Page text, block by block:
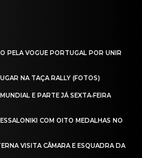
PELA VOGUE PORTUGAL POR UNIR
NA TAÇA RALLY (FOTOS)
E PARTE JÁ SEXTA‑FEIRA
COM OITO MEDALHAS NO
VISITA CÂMARA E ESQUADRA DA